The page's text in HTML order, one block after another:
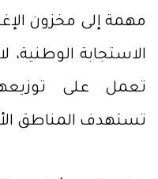
مهمة إلى مخزون
الاستجابة الوطنية،
تعمل على
تستهدف المناطق